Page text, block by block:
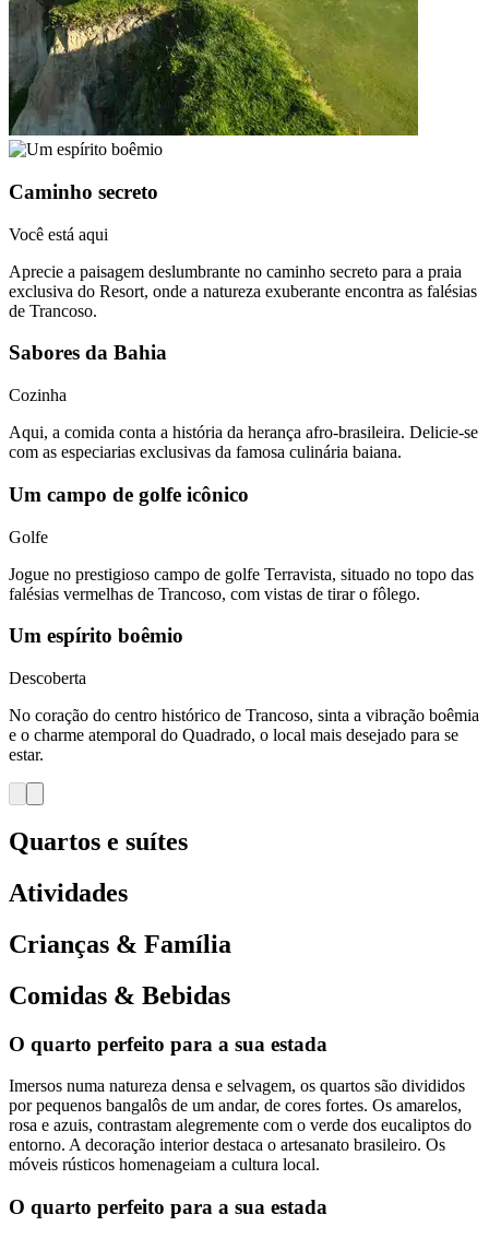
Caminho secreto
Você está aqui
Aprecie a paisagem deslumbrante no caminho secreto para a praia
exclusiva do Resort, onde a natureza exuberante encontra as falésias
de Trancoso.
Sabores da Bahia
Cozinha
Aqui, a comida conta a história da herança afro-brasileira. Delicie-se
com as especiarias exclusivas da famosa culinária baiana.
Um campo de golfe icônico
Golfe
Jogue no prestigioso campo de golfe Terravista, situado no topo das
falésias vermelhas de Trancoso, com vistas de tirar o fôlego.
Um espírito boêmio
Descoberta
No coração do centro histórico de Trancoso, sinta a vibração boêmia
e o charme atemporal do Quadrado, o local mais desejado para se
estar.
Quartos e suítes
Atividades
Crianças & Família
Comidas & Bebidas
O quarto perfeito para a sua estada
Imersos numa natureza densa e selvagem, os quartos são divididos
por pequenos bangalôs de um andar, de cores fortes. Os amarelos,
rosa e azuis, contrastam alegremente com o verde dos eucaliptos do
entorno. A decoração interior destaca o artesanato brasileiro. Os
móveis rústicos homenageiam a cultura local.
O quarto perfeito para a sua estada